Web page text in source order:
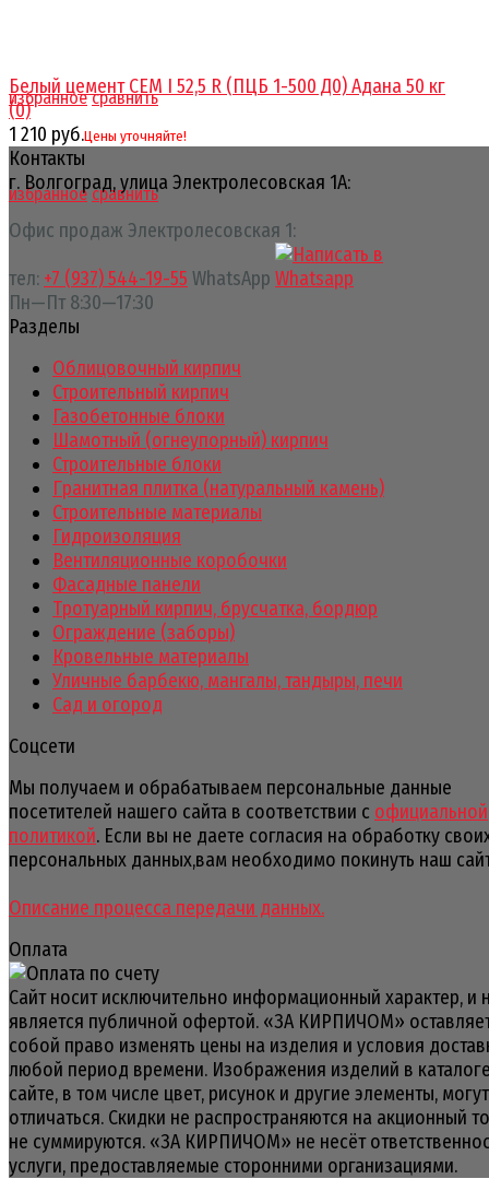
избранное сравнить
избранное сравнить
Белый цемент CEM I 52,5 R (ПЦБ 1-500 Д0) Адана 50 кг
(0)
1 210 руб.Цены уточняйте!
Контакты
г. Волгоград, улица Электролесовская 1А:
Офис продаж Электролесовская 1:
тел: +7 (937) 544-19-55 WhatsApp
Пн—Пт 8:30—17:30
Разделы
Облицовочный кирпич
Строительный кирпич
Газобетонные блоки
Шамотный (огнеупорный) кирпич
Строительные блоки
Гранитная плитка (натуральный камень)
Строительные материалы
Гидроизоляция
Вентиляционные коробочки
Фасадные панели
Тротуарный кирпич, брусчатка, бордюр
Ограждение (заборы)
Кровельные материалы
Уличные барбекю, мангалы, тандыры, печи
Сад и огород
Соцсети
Мы получаем и обрабатываем персональные данные
посетителей нашего сайта в соответствии с официальной
политикой. Если вы не даете согласия на обработку
персональных данных,вам необходимо покинуть наш
Описание процесса передачи данных.
Оплата
Сайт носит исключительно информационный характер, и
является публичной офертой. «ЗА КИРПИЧОМ»
собой право изменять цены на изделия и условия
любой период времени. Изображения изделий в
сайте, в том числе цвет, рисунок и другие элементы, могут
отличаться. Скидки не распространяются на акционный
не суммируются. «ЗА КИРПИЧОМ» не несёт
услуги, предоставляемые сторонними организациями.